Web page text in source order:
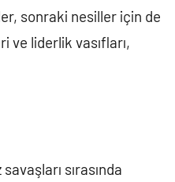
sonraki nesiller için de
ve liderlik vasıfları,
sırasında